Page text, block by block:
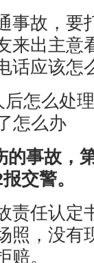
事故，要
来出主意
话应该怎
事故，
交警。
责任认定
照，没有
。